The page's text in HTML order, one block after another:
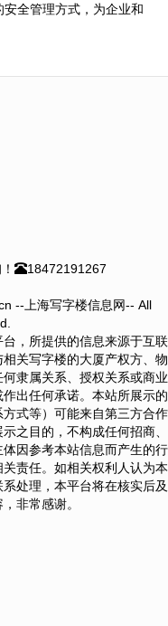
全管理方式，为企业和
18472191267
--上海写字楼信息网-- All
，所提供的信息来源于互联
关写字楼的大厦产权方、物
隶属关系、授权关系或商业
出任何承诺。本站所展示的
式等）可能来自第三方合作
之目的，不构成任何招商、
因参考本站信息而产生的行
责任。如相关权利人认为本
处理，本平台将在核实后及
非常感谢。